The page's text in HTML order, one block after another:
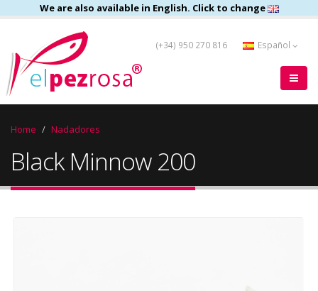
We are also available in English. Click to change
(+34) 950 270 816 Español
Home Nadadores
Black Minnow 200